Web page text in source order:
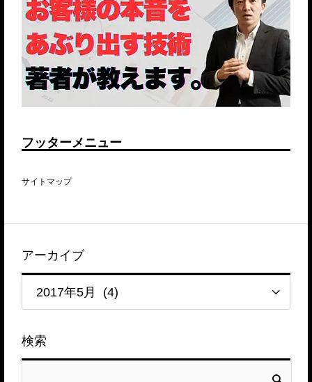
フッターメニュー
サイトマップ
アーカイブ
検索